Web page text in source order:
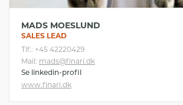
MADS MOESLUND
SALES LEAD
Tlf.: +45 42220429
Mail: mads@finari.dk
Se linkedin-profil
www.finari.dk